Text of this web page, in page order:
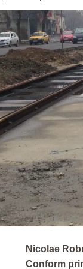
Nicolae
Conform